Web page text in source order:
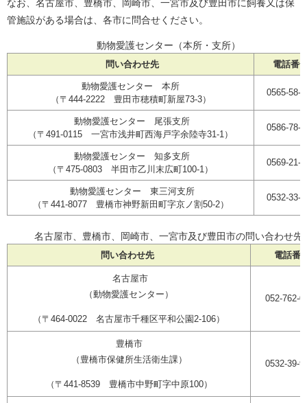
なお、名古屋市、豊橋市、岡崎市、一宮市及び豊田市に飼養又は保
管施設がある場合は、各市に問合せください。
動物愛護センター（本所・支所）
問い合わせ先 電話番
動物愛護センター 本所
（〒444-2222 豊田市穂積町新屋73-3）
0565-58-
動物愛護センター 尾張支所
（〒491-0115 一宮市浅井町西海戸字余陸寺31-1）
0586-78-
動物愛護センター 知多支所
（〒475-0803 半田市乙川末広町100-1）
0569-21-
動物愛護センター 東三河支所
（〒441-8077 豊橋市神野新田町字京ノ割50-2）
0532-33-
名古屋市、豊橋市、岡崎市、一宮市及び豊田市の問い合わせ先
問い合わせ先 電話番
名古屋市
（動物愛護センター）
（〒464-0022 名古屋市千種区平和公園2-106）
052-762-
豊橋市
（豊橋市保健所生活衛生課）
（〒441-8539 豊橋市中野町字中原100）
0532-39-